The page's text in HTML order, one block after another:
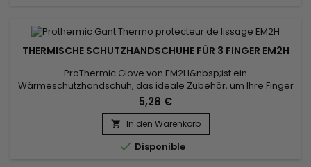
THERMISCHE SCHUTZHANDSCHUHE FÜR 3 FINGER EM2H
ProThermic Glove von EM2H&nbsp;ist ein
Wärmeschutzhandschuh, das ideale Zubehör, um Ihre Finger
beim Glätten der Haare vor Hitze zu schützen. Es schützt Ihre
Finger vor der hohen Hitze, die das Glätteisen erzeugt.
Ausgestattet mit 3 Schutzfingern und einem Klettverschluss.
Der EM2H ProThermic Handschuh wurde entwickelt, um Ihnen
Sicherheit, Flexibilität...
5,28 €
 In den Warenkorb
 Disponible